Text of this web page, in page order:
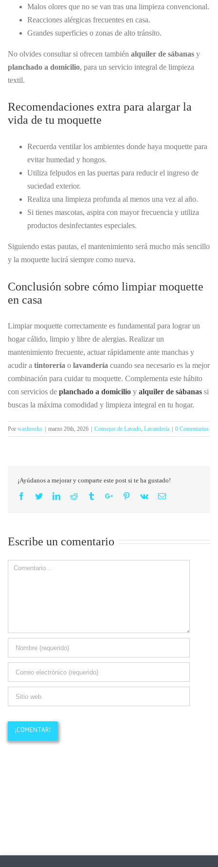
Malos olores que no se van tras una limpieza convencional.
Reacciones alérgicas frecuentes en casa.
Grandes superficies o zonas de alto tránsito.
No olvides consultar si ofrecen también alquiler de sábanas y
planchado a domicilio, para un servicio integral de limpieza
textil.
Recomendaciones extra para alargar la
vida de tu moquette
Recuerda ventilar los ambientes donde haya moquette para
evitar humedad y hongos.
Utiliza felpudos en las puertas para reducir el ingreso de
suciedad exterior.
Realiza una limpieza profunda al menos una vez al año.
Si tienes mascotas, aspira con mayor frecuencia y utiliza
productos desinfectantes especiales.
Siguiendo estas pautas, el mantenimiento será mucho más sencillo
y la moquette lucirá siempre como nueva.
Conclusión sobre cómo limpiar moquette
en casa
Limpiar moquette correctamente es fundamental para lograr un
hogar cálido, limpio y libre de alergias. Realizar un
mantenimiento frecuente, actuar rápidamente ante manchas y
acudir a tintorería o lavandería cuando sea necesario es la mejor
combinación para cuidar tu moquette. Complementa este hábito
con servicios de planchado a domicilio y alquiler de sábanas si
buscas la máxima comodidad y limpieza integral en tu hogar.
Por washrocks marzo 20th, 2026 Consejos de Lavado, Lavandería 0 Comentarios
¡Ayúdanos a mejorar y comparte este post si te ha gustado!
Facebook
TwitterLinkedinReddit TumblrGoogle+Pinterest
Vk Email
Escribe un comentario
Comment